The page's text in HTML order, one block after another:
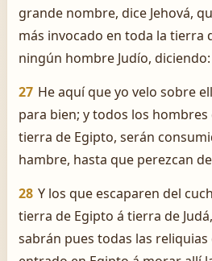
grande nombre, dice Jehová,
más invocado en toda la tierra
ningún hombre Judío, diciendo:
27 He aquí que yo velo sobre
para bien; y todos los hombres
tierra de Egipto, serán
hambre, hasta que perezcan
28 Y los que escaparen del
tierra de Egipto á tierra de
sabrán pues todas las reliquias